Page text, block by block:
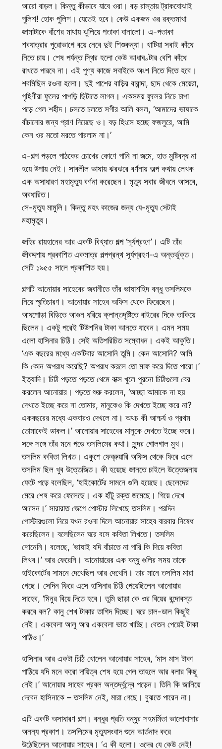
আরো বাড়ল। কিন্তু কীভাবে যাবে ওরা। বড় রাস্তায় ট্রাকবোঝাই
পুলিশ! হোক পুলিশ। যেতেই হবে। কেউ একজন ওর রক্তমাখা
জামাটাকে বাঁশের মাথায় ঝুলিয়ে পতাকা বানালো। এ-পতাকা
শবযাত্রার পুরোভাগে বয়ে নেবে দুই শিশুকন্যা। খাটিয়া সবাই কাঁধে
নিতে চায়। শেষ পর্যন্ত স্থির হলো কেউ আধাঘণ্টার বেশি কাঁধে
রাখতে পারবে না। এই পুণ্য কাজে সবাইকে অংশ নিতে দিতে হবে।
শবমিছিল রওনা হলো। দুই পাশের বাড়ির বারান্দা, ছাদ থেকে মেয়েরা,
গৃহিণীরা ফুলের পাপড়ি ছিটাতে লাগল। একসময় ফুলের নিচে চাপা
পড়ে গেল শহীদ। চলতে চলতে সগীর আলি বলল, ‘আমাদের ভাষাকে
বাঁচানোর জন্য প্রাণ দিয়েছে ও। বড় হিংসে হচ্ছে ফজলুরে, আমি
কেন ওর মতো মরতে পারলাম না।’
এ-গল্প পড়লে পাঠকের চোখের কোণে পানি না জমে, হাত মুষ্টিবদ্ধ না
হয়ে উপায় নেই। সাবলীল ভাষায় ঝরঝরে বর্ণনায় অল্প কথায় লেখক
এক অসাধারণ মহামৃত্যু বর্ণনা করেছেন। মৃত্যু সবার জীবনে আসবে,
অবধারিত।
সে-মৃত্যু মামুলি। কিন্তু মহৎ কাজের জন্য যে-মৃত্যু সেটাই
মহামৃত্যু।
জহির রায়হানের আর একটি বিখ্যাত গল্প ‘সূর্যগ্রহণ’। এটি তাঁর
জীবদ্দশায় প্রকাশিত একমাত্র গল্পগ্রন্থ সূর্যগ্রহণ-এ অন্তর্ভুক্ত।
সেটি ১৯৫৫ সালে প্রকাশিত হয়।
গল্পটি আনোয়ার সাহেবের জবানীতে তাঁর ভাষাশহিদ বন্ধু তসলিমকে
নিয়ে স্মৃতিচারণ। আনোয়ার সাহেব অফিস থেকে ফিরেছেন।
আধপোড়া বিড়িতে আগুন ধরিয়ে ক্লান্তদৃষ্টিতে বাইরের দিকে তাকিয়ে
ছিলেন। একটু পরেই টিউশনির টাকা আনতে যাবেন। এমন সময়
এলো হাসিনার চিঠি। সেই অতিপরিচিত সম্বোধন। একই আকুতি।
‘এক বছরের মধ্যে একটিবার আসোনি তুমি। কেন আসোনি? আমি
কি কোন অপরাধ করেছি? অপরাধ করলে তো মাফ করে দিতে পারো।’
ইত্যাদি। চিঠি পড়তে পড়তে থেমে বাক্স খুলে পুরনো চিঠিগুলো বের
করলেন আনোয়ার। পড়তে শুরু করলেন, ‘আচ্ছা আমাকে না হয়
দেখতে ইচ্ছে করে না তোমার, মানুকেও কি দেখতে ইচ্ছে করে না?
একবছরের মধ্যে একবারও দেখলে না। অথচ কী আশ্চর্য ও প্রথম
তোমাকেই ডাকল।’ আনোয়ার সাহেবের মানুকে দেখতে ইচ্ছে করে।
সঙ্গে সঙ্গে তাঁর মনে পড়ে তসলিমের কথা। সুন্দর গোলগাল মুখ।
তসলিম কবিতা লিখত। একুশে ফেব্রুয়ারি অফিস থেকে ফিরে এসে
তসলিম ছিল খুব উত্তেজিত। কী হয়েছে জানতে চাইলে উত্তেজনায়
ফেটে পড়ে বলেছিল, ‘হাইকোর্টের সামনে গুলি হয়েছে। ছেলেদের
মেরে শেষ করে ফেলেছে। এক হাঁটু রক্ত জমেছে। গিয়ে দেখে
আসেন।’ সারারাত জেগে পোস্টার লিখেছে তসলিম। পরদিন
পোস্টারগুলো নিয়ে যখন রওনা দিলে আনোয়ার সাহেব বারবার নিষেধ
করেছিলেন। বলেছিলেন ঘরে বসে কবিতা লিখতে। তসলিম
শোনেনি। বলেছে, ‘ভাষাই যদি বাঁচাতে না পারি কি দিয়ে কবিতা
লিখব।’ আর ফেরেনি। আনোয়ারের এক বন্ধু গুলির সময় তাকে
হাইকোর্টের সামনে দেখেছিল আর দেখেনি। তার মানে তসলিম মারা
গেছে। সেদিন ফিরে এসে হাসিনার চিঠি পেয়েছিলেন আনোয়ার
সাহেব, ‘মিনুর বিয়ে দিতে হবে। তুমি ছাড়া কে ওর বিয়ের বন্দোবস্ত
করবে বল? কানু শেখ টাকার তাগিদ দিচ্ছে। ঘরে চাল-ডাল কিছুই
নেই। একবেলা আলু আর একবেলা ভাত খাচ্ছি। বেতন পেয়েই টাকা
পাঠিও।’
হাসিনার আর একটা চিঠি খোলেন আনোয়ার সাহেব, ‘মাস মাস টাকা
পাঠিয়ে যদি মনে করো দায়িত্ব শেষ হয়ে গেল তাহলে আর বলার কিছু
নেই।’ আনোয়ার সাহেব প্রবল অন্তর্দ্বন্দ্বে পড়েন। তিনি কি জানিয়ে
দেবেন হাসিনাকে – তসলিম নেই, মারা গেছে। বুঝতে পারেন না।
এটি একটি অসাধারণ গল্প। বন্ধুর প্রতি বন্ধুর সহমর্মিতা ভালোবাসার
অনন্য প্রকাশ। তসলিমের মৃত্যুসংবাদ শুনে আর্তনাদ করে
উঠেছিলেন আনোয়ার সাহেব। ‘এ কী হলো। ওদের যে কেউ নেই!